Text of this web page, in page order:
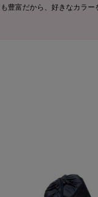
豊富だから、好きなカラー